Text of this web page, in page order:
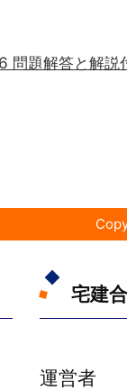
問題解答と解説
宅建
運営者